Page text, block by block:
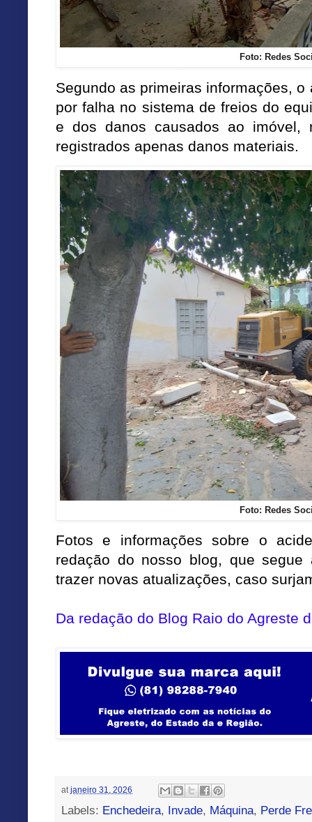
Foto: Redes
Segundo as primeiras informações,
por falha no sistema de freios do
e dos danos causados ao imóvel,
registrados apenas danos materiais.
Foto: Redes
Fotos e informações sobre o
redação do nosso blog, que segue
trazer novas atualizações, caso
Da redação do Blog Raio do Agreste
at janeiro 31, 2026
Labels: Enchedeira, Invade, Máquina, Perde